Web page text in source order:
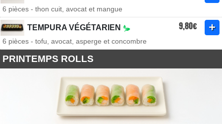
6 pièces - thon cuit, avocat et mangue
TEMPURA VÉGÉTARIEN 9,80€
6 pièces - tofu, avocat, asperge et concombre
PRINTEMPS ROLLS